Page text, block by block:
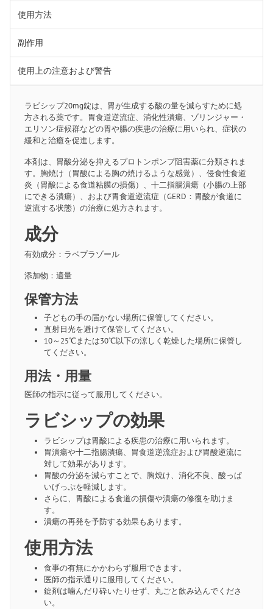
使用方法
副作用
使用上の注意および警告
ラビシップ20mg錠は、胃が生成する酸の量を減らすために処
方される薬です。胃食道逆流症、消化性潰瘍、ゾリンジャー・
エリソン症候群などの胃や腸の疾患の治療に用いられ、症状の
緩和と治癒を促進します。
本剤は、胃酸分泌を抑えるプロトンポンプ阻害薬に分類されま
す。胸焼け（胃酸による胸の焼けるような感覚）、侵食性食道
炎（胃酸による食道粘膜の損傷）、十二指腸潰瘍（小腸の上部
にできる潰瘍）、および胃食道逆流症（GERD：胃酸が食道に
逆流する状態）の治療に処方されます。
成分
有効成分：ラベプラゾール
添加物：適量
保管方法
子どもの手の届かない場所に保管してください。
直射日光を避けて保管してください。
10～25℃または30℃以下の涼しく乾燥した場所に保管し
てください。
用法・用量
医師の指示に従って服用してください。
ラビシップの効果
ラビシップは胃酸による疾患の治療に用いられます。
胃潰瘍や十二指腸潰瘍、胃食道逆流症および胃酸逆流に
対して効果があります。
胃酸の分泌を減らすことで、胸焼け、消化不良、酸っぱ
いげっぷを軽減します。
さらに、胃酸による食道の損傷や潰瘍の修復を助けま
す。
潰瘍の再発を予防する効果もあります。
使用方法
食事の有無にかかわらず服用できます。
医師の指示通りに服用してください。
錠剤は噛んだり砕いたりせず、丸ごと飲み込んでくださ
い。